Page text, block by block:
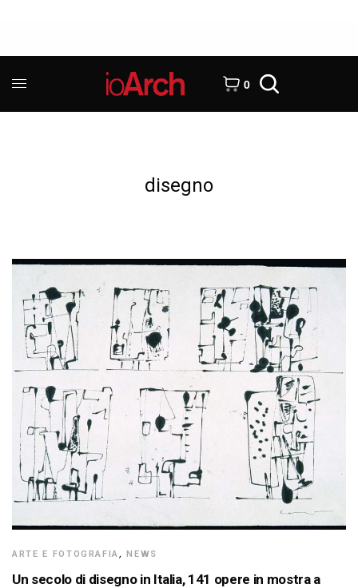
0
disegno
ARTE E FOTOGRAFIA,NEWS
Un secolo di disegno in Italia, 141 opere in mostra a